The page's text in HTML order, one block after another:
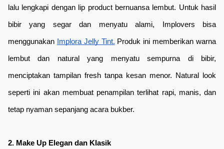
lalu lengkapi dengan lip product bernuansa lembut. Untuk hasil
bibir yang segar dan menyatu alami, Implovers bisa
menggunakan Implora Jelly Tint. Produk ini memberikan warna
lembut dan natural yang menyatu sempurna di bibir,
menciptakan tampilan fresh tanpa kesan menor. Natural look
seperti ini akan membuat penampilan terlihat rapi, manis, dan
tetap nyaman sepanjang acara bukber.
2. Make Up Elegan dan Klasik